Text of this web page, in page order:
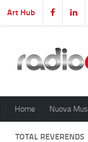
Salta al contenuto
Art Hub
Home Nuova
TOTAL REVERENDS